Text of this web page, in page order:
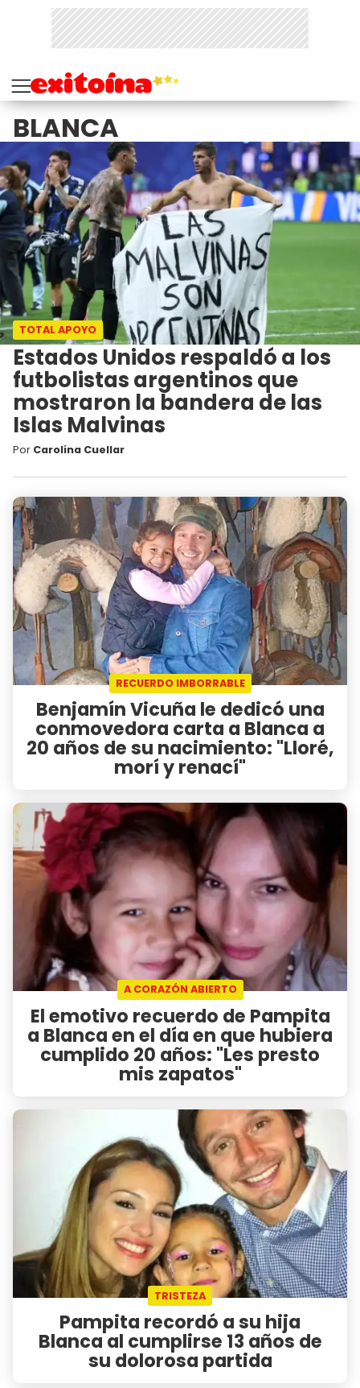
BLANCA
TOTAL APOYO
Estados Unidos respaldó a los
futbolistas argentinos que
mostraron la bandera de las
Islas Malvinas
Por Carolina Cuellar
RECUERDO IMBORRABLE
Benjamín Vicuña le dedicó una
conmovedora carta a Blanca a
20 años de su nacimiento: "Lloré,
morí y renací"
A CORAZÓN ABIERTO
El emotivo recuerdo de Pampita
a Blanca en el día en que hubiera
cumplido 20 años: "Les presto
mis zapatos"
TRISTEZA
Pampita recordó a su hija
Blanca al cumplirse 13 años de
su dolorosa partida